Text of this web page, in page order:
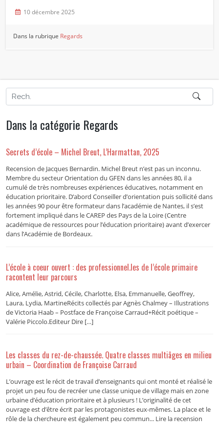
10 décembre 2025
Dans la rubrique Regards
Dans la catégorie Regards
Secrets d’école – Michel Breut, L’Harmattan, 2025
Recension de Jacques Bernardin. Michel Breut n’est pas un inconnu.
Membre du secteur Orientation du GFEN dans les années 80, il a
cumulé de très nombreuses expériences éducatives, notamment en
éducation prioritaire. D’abord Conseiller d’orientation puis sollicité dans
les années 90 pour être formateur dans l’académie de Nantes, il s’est
fortement impliqué dans le CAREP des Pays de la Loire (Centre
académique de ressources pour l’éducation prioritaire) avant d’exercer
dans l’Académie de Bordeaux.
L’école à coeur ouvert : des professionnel.les de l’école primaire
racontent leur parcours
Alice, Amélie, Astrid, Cécile, Charlotte, Elsa, Emmanuelle, Geoffrey,
Laura, Lydia, MartineRécits collectés par Agnès Chalmey – Illustrations
de Victoria Haab – Postface de Françoise Carraud+Récit poétique –
Valérie Piccolo.Editeur Dire […]
Les classes du rez-de-chaussée. Quatre classes multiâges en milieu
urbain – Coordination de Françoise Carraud
L’ouvrage est le récit de travail d’enseignants qui ont monté et réalisé le
projet un peu fou de recréer une classe unique de village mais en zone
urbaine d’éducation prioritaire et à plusieurs ! L’originalité de cet
ouvrage est d’être écrit par les protagonistes eux-mêmes. La place et le
rôle de la chercheure est également peu commun... Lire la recension